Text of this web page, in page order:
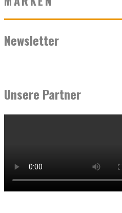
Newsletter
Unsere Partner